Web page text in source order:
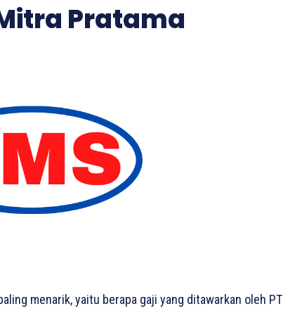
Pratama
menarik, yaitu berapa gaji yang ditawarkan oleh PT